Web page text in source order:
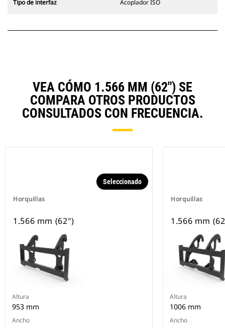
Tipo de interfaz Acoplador ISO
VEA CÓMO 1.566 MM (62") SE
COMPARA OTROS PRODUCTOS
CONSULTADOS CON FRECUENCIA.
Horquillas
Seleccionado
1.566 mm (62")
Altura
953 mm
Ancho
Horquillas
1.566 mm
Altura
1006 mm
Ancho